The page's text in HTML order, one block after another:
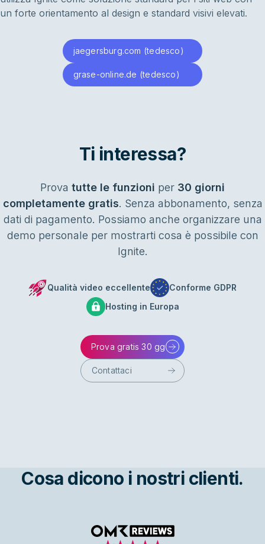
un forte orientamento al design e standard visivi elevati.
jaegersburg.com (tedesco)
grase-online.de (tedesco)
Ti interessa?
Prova tutte le funzioni per 30 giorni
completamente gratis. Senza abbonamento, senza
dati di pagamento. Possiamo anche organizzare una
demo personale per mostrarti cosa è possibile con
Ignite.
Qualità video eccellente
Conforme GDPR
Hosting in Europa
Prova gratis 30 gg
Contattaci
Cosa dicono i nostri clienti.
OMR Reviews